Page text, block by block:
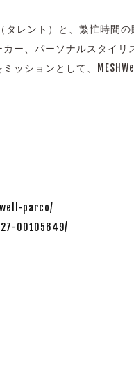
タレント）と、繁忙時
ー、パーソナルスタイ
ッションとして、
parco/
00105649/